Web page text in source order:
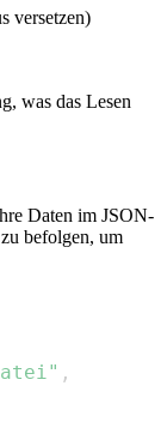
versetzen)
was das Lesen
Daten im JSON-
befolgen, um
,